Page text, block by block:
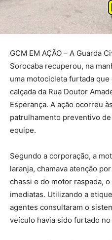
GCM EM AÇÃO – A Guarda
Sorocaba recuperou, na
uma motocicleta furtada que
calçada da Rua Doutor
Esperança. A ação ocorreu
patrulhamento preventivo
equipe.
Segundo a corporação, a
laranja, chamava atenção
chassi e do motor raspada,
imediatas. Utilizando a
agentes consultaram o
veículo havia sido furtado